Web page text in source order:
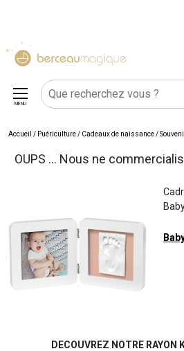
MENU
Accueil / Puériculture/ Cadeaux de naissance/
OUPS ... Nous ne
DECOUVREZ NOTRE RAYON